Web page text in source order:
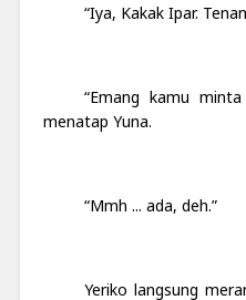
“Iya, Kakak Ipar.
“Emang kamu
menatap Yuna.
“Mmh ... ada, deh.”
Yeriko langsung